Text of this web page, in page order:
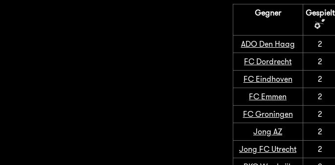
Gegner Gespielt
ADO Den Haag
2
FC Dordrecht
2
FC Eindhoven
2
FC Emmen
2
FC Groningen
2
Jong AZ
2
Jong FC Utrecht
2